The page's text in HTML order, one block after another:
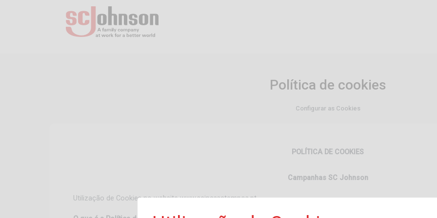
Política de cookies
Configurar as Cookies
POLÍTICA DE COOKIES
Campanhas SC Johnson
Utilização de Cookies no website www.scjpassatempos.pt